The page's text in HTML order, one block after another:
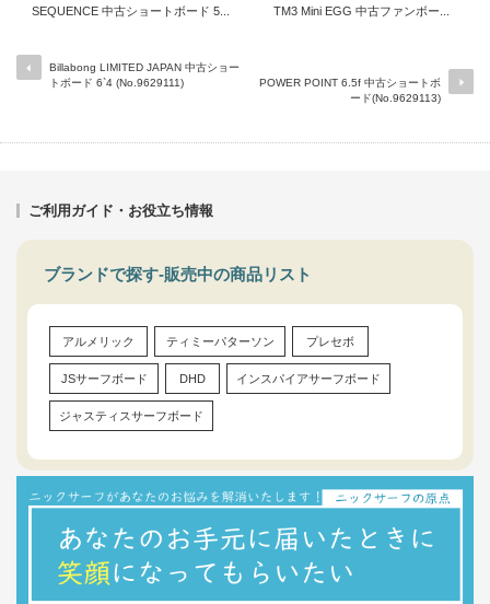
SEQUENCE 中古ショートボード 5... TM3 Mini EGG 中古ファンボー...
Billabong LIMITED JAPAN 中古ショー
トボード 6`4 (No.9629111)
POWER POINT 6.5f 中古ショートボ
ード(No.9629113)
ご利用ガイド・お役立ち情報
ブランドで探す-販売中の商品リスト
アルメリック ティミーパターソン プレセボ
JSサーフボード DHD インスパイアサーフボード
ジャスティスサーフボード